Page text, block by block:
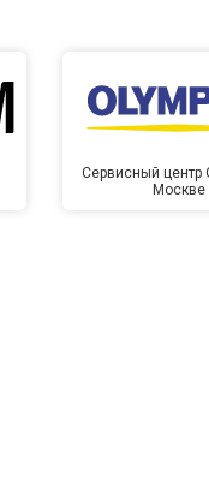
Сервисный центр
Москве